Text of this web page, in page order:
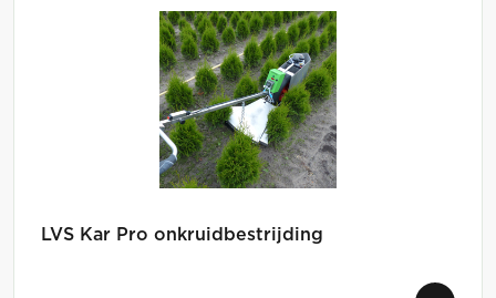
LVS Kar Pro onkruidbestrijding